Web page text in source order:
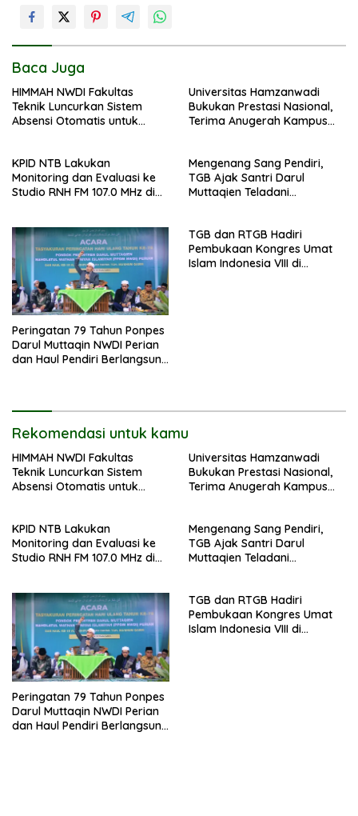
Baca Juga
HIMMAH NWDI Fakultas
Teknik Luncurkan Sistem
Absensi Otomatis untuk
Universitas Hamzanwadi
Bukukan Prestasi Nasional,
Terima Anugerah Kampus
KPID NTB Lakukan
Monitoring dan Evaluasi ke
Studio RNH FM 107.0 MHz di
Mengenang Sang Pendiri,
TGB Ajak Santri Darul
Muttaqien Teladani
Peringatan 79 Tahun Ponpes
Darul Muttaqin NWDI Perian
dan Haul Pendiri Berlangsung
TGB dan RTGB Hadiri
Pembukaan Kongres Umat
Islam Indonesia VIII di
Rekomendasi untuk kamu
HIMMAH NWDI Fakultas
Teknik Luncurkan Sistem
Absensi Otomatis untuk
Universitas Hamzanwadi
Bukukan Prestasi Nasional,
Terima Anugerah Kampus
KPID NTB Lakukan
Monitoring dan Evaluasi ke
Studio RNH FM 107.0 MHz di
Mengenang Sang Pendiri,
TGB Ajak Santri Darul
Muttaqien Teladani
Peringatan 79 Tahun Ponpes
Darul Muttaqin NWDI Perian
dan Haul Pendiri Berlangsung
TGB dan RTGB Hadiri
Pembukaan Kongres Umat
Islam Indonesia VIII di